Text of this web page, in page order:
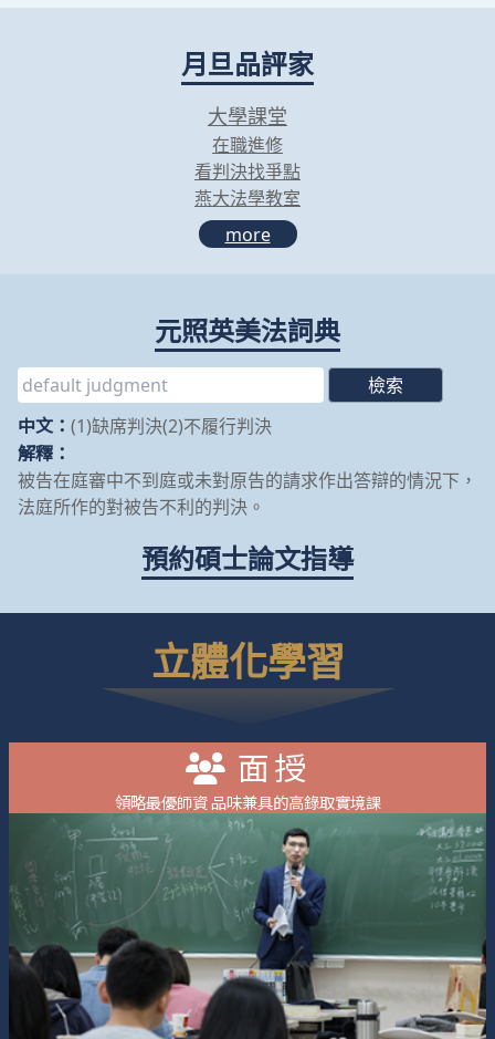
月旦品評家
大學課堂
在職進修
看判決找爭點
燕大法學教室
more
元照英美法詞典
中文： (1)缺席判決(2)不履行判決
解釋：
被告在庭審中不到庭或未對原告的請求作出答辯的情況下，
法庭所作的對被告不利的判決。
預約碩士論文指導
立體化學習
面授
領略最優師資 品味兼具的高錄取實境課